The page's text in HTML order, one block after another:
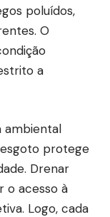
poluídos,
O
a
ambiental
protege
Drenar
o acesso à
Logo, cada